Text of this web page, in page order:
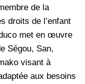
de la
droits de l’enfant
met en œuvre
Ségou, San,
visant à
aux besoins